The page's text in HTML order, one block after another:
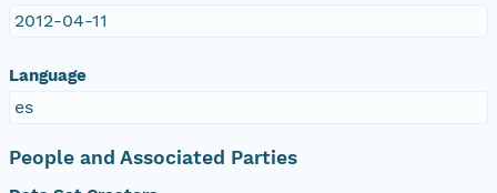
2012-04-11
Language
es
People and Associated Parties